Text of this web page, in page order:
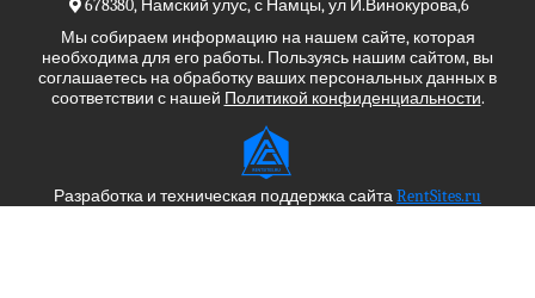
678380, Намский улус, с Намцы, ул И.Винокурова,6
Мы собираем информацию на нашем сайте, которая
необходима для его работы. Пользуясь нашим сайтом, вы
соглашаетесь на обработку ваших персональных данных в
соответствии с нашей Политикой конфиденциальности.
Разработка и техническая поддержка сайтаRentSites.ru